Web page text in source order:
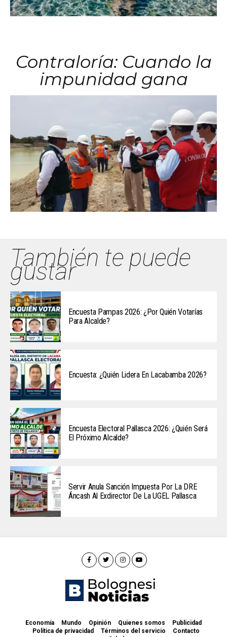
Contraloría: Cuando la
impunidad gana
También te puede
gustar
Encuesta Pampas 2026: ¿Por Quién Votarías
Para Alcalde?
Encuesta: ¿Quién Lidera En Lacabamba 2026?
Encuesta Electoral Pallasca 2026: ¿Quién Será
El Próximo Alcalde?
Servir Anula Sanción Impuesta Por La DRE
Áncash Al Exdirector De La UGEL Pallasca
Economía Mundo Opinión Quienes somos
Publicidad
Política de privacidad
Términos del servicio
Contacto